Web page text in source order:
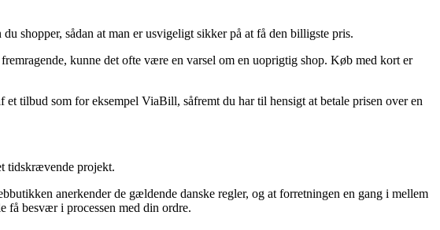
shopper, sådan at man er usvigeligt sikker på at få den billigste pris.
kunne det ofte være en varsel om en uoprigtig shop. Køb med kort er
tilbud som for eksempel ViaBill, såfremt du har til hensigt at betale prisen over en
tidskrævende projekt.
anerkender de gældende danske regler, og at forretningen en gang i mellem
få besvær i processen med din ordre.